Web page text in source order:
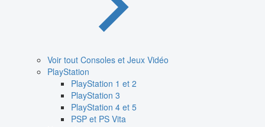
Voir tout Consoles et Jeux Vidéo
PlayStation
PlayStation 1 et 2
PlayStation 3
PlayStation 4 et 5
PSP et PS Vita